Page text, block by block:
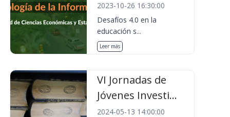
2023-10-26 16:30:00
Desafíos 4.0 en la
educación s...
Leer más
VI Jornadas de
Jóvenes Investi...
2024-05-13 14:00:00